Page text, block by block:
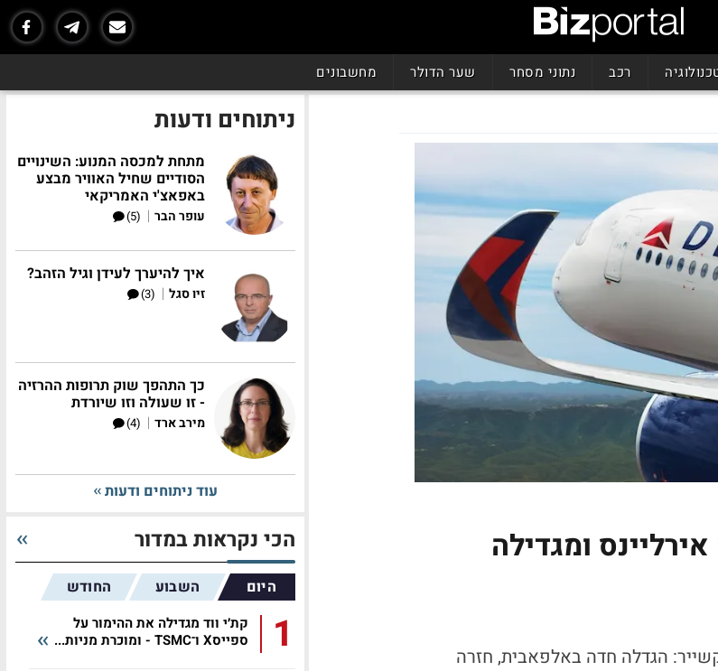
רכב נתוני מסחר שער הדולר מחשבונים
ומגדילה
הגדלה חדה באלפאבית, חזרה
ניתוחים ודעות
מתחת למכסה המנוע: השינויים
הסודיים שחיל האוויר מבצע
באפאצ'י האמריקאי
עופר הבר |
(5)
איך להיערך לעידן וגיל הזהב?
זיו סגל |
(3)
כך התהפך שוק תרופות ההרזיה
- זו שעולה וזו שיורדת
מירב ארד |
(4)
עוד ניתוחים ודעות
הכי נקראות במדור
היום השבוע החודש
1
קת׳י ווד מגדילה את ההימור על
ספייסX ו־TSMC - ומוכרת מניות...